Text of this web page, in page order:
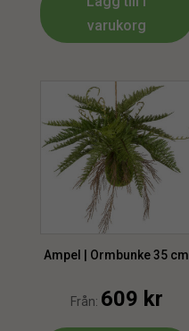
varukorg
Ampel | Ormbunke 35 cm
Från: 609 kr